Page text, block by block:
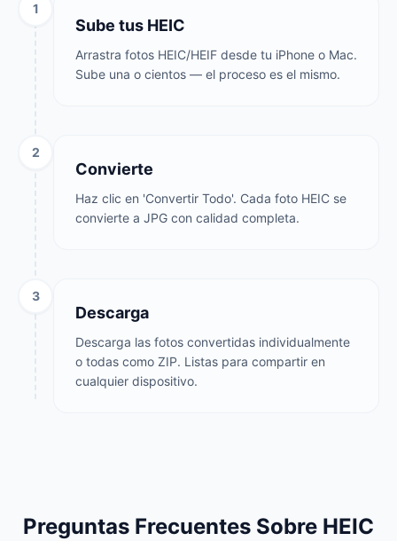
1
Sube tus HEIC
Arrastra fotos HEIC/HEIF desde tu iPhone o Mac.
Sube una o cientos — el proceso es el mismo.
2
Convierte
Haz clic en 'Convertir Todo'. Cada foto HEIC se
convierte a JPG con calidad completa.
3
Descarga
Descarga las fotos convertidas individualmente
o todas como ZIP. Listas para compartir en
cualquier dispositivo.
Preguntas Frecuentes Sobre HEIC